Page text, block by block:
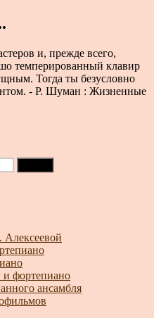
и, прежде всего,
темперированный клавир
Тогда ты безусловно
- Р. Шуман : Жизненные
Алексеевой
и фортепиано
ансамбля